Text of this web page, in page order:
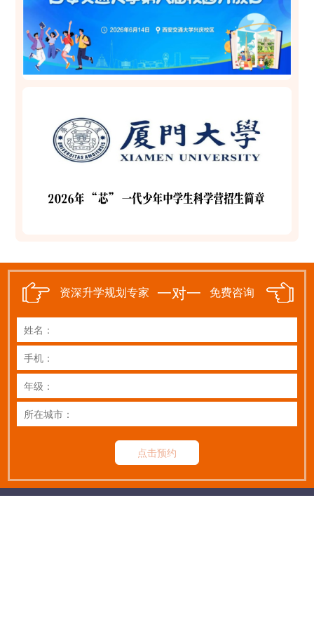
资深升学规划专家 一对一 免费咨询
点击预约